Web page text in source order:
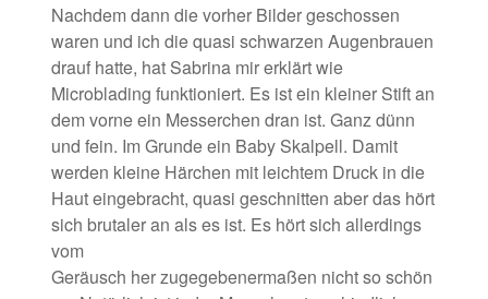
Nachdem dann die vorher Bilder geschossen
waren und ich die quasi schwarzen Augenbrauen
drauf hatte, hat Sabrina mir erklärt wie
Microblading funktioniert. Es ist ein kleiner Stift an
dem vorne ein Messerchen dran ist. Ganz dünn
und fein. Im Grunde ein Baby Skalpell. Damit
werden kleine Härchen mit leichtem Druck in die
Haut eingebracht, quasi geschnitten aber das hört
sich brutaler an als es ist. Es hört sich allerdings
vom
Geräusch her zugegebenermaßen nicht so schön